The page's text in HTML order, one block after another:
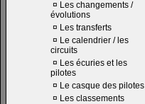
¤ Les changements /
évolutions
¤ Les transferts
¤ Le calendrier / les
circuits
¤ Les écuries et les
pilotes
¤ Le casque des pilotes
¤ Les classements